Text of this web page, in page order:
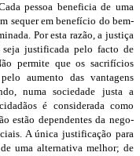
pessoa beneficia de uma
sequer em benefício do bem-
Por esta razão, a justiça
justificada pelo facto de
permite que os sacrifícios
aumento das vantagens
numa sociedade justa a
é considerada como
estão dependentes da nego­
A única justificação para
uma alternativa melhor; de